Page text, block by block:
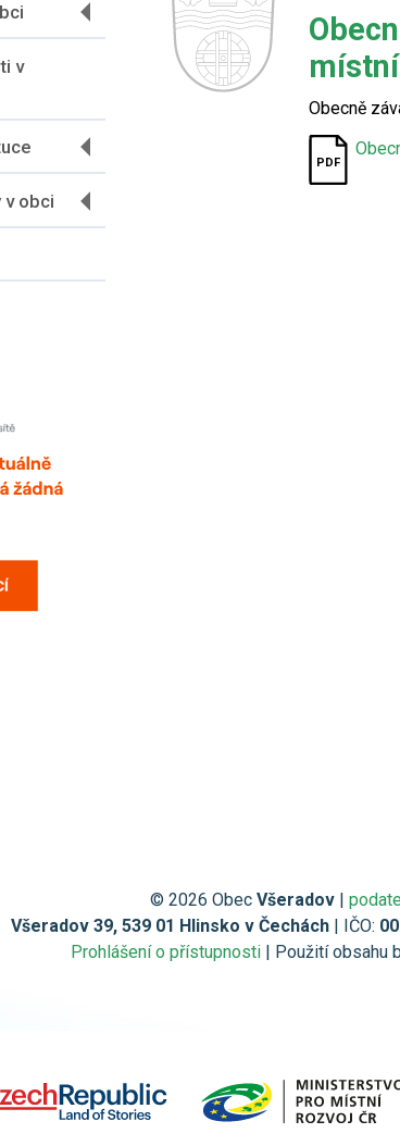
v
v obci
Obecně
© 2026 Obec Všeradov |
Všeradov 39, 539 01 Hlinsko v Čechách | IČO:
Prohlášení o přístupnosti | Použití obsahu